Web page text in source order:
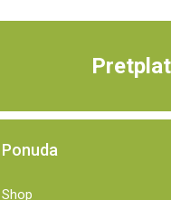
Ponuda
Shop